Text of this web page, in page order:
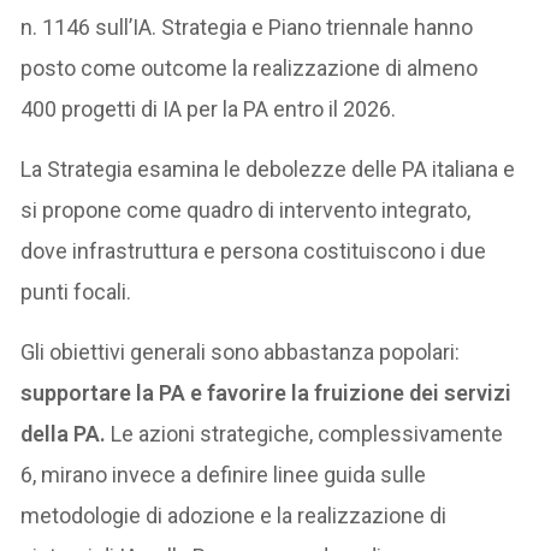
n. 1146 sull’IA. Strategia e Piano triennale hanno
posto come outcome la realizzazione di almeno
400 progetti di IA per la PA entro il 2026.
La Strategia esamina le debolezze delle PA italiana e
si propone come quadro di intervento integrato,
dove infrastruttura e persona costituiscono i due
punti focali.
Gli obiettivi generali sono abbastanza popolari:
supportare la PA e favorire la fruizione dei servizi
della PA. Le azioni strategiche, complessivamente
6, mirano invece a definire linee guida sulle
metodologie di adozione e la realizzazione di